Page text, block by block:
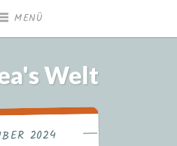
MENÜ
Welt
2024